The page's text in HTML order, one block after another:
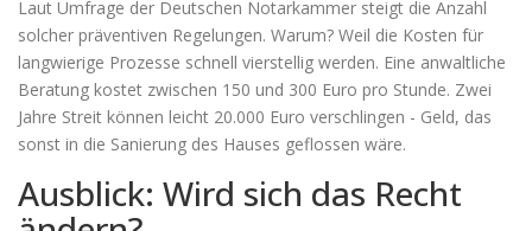
Laut Umfrage der Deutschen Notarkammer steigt die Anzahl
solcher präventiven Regelungen. Warum? Weil die Kosten für
langwierige Prozesse schnell vierstellig werden. Eine anwaltliche
Beratung kostet zwischen 150 und 300 Euro pro Stunde. Zwei
Jahre Streit können leicht 20.000 Euro verschlingen - Geld, das
sonst in die Sanierung des Hauses geflossen wäre.
Ausblick: Wird sich das Recht